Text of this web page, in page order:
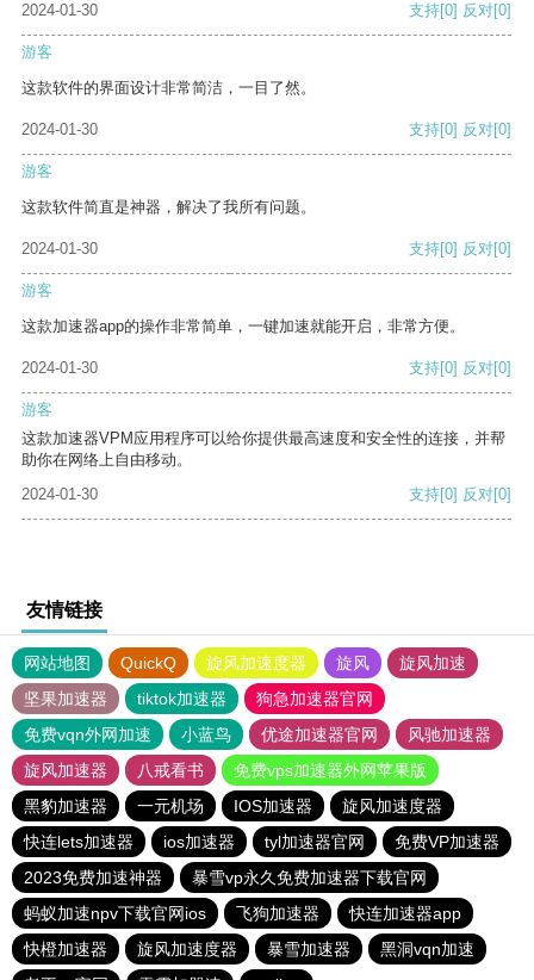
2024-01-30 支持[0] 反对[0]
游客
这款软件的界面设计非常简洁，一目了然。
2024-01-30 支持[0] 反对[0]
游客
这款软件简直是神器，解决了我所有问题。
2024-01-30 支持[0] 反对[0]
游客
这款加速器app的操作非常简单，一键加速就能开启，非常方便。
2024-01-30 支持[0] 反对[0]
游客
这款加速器VPM应用程序可以给你提供最高速度和安全性的连接，并帮
助你在网络上自由移动。
2024-01-30
支持[0] 反对[0]
友情链接
网站地图 QuickQ 旋风加速度器 旋风
旋风加速
坚果加速器
tiktok加速器
狗急加速器官网
免费vqn外网加速
小蓝鸟 优途加速器官网
风驰加速器
旋风加速器
八戒看书
免费vps加速器外网苹果版
黑豹加速器
一元机场 IOS加速器
旋风加速度器
快连lets加速器
ios加速器 tyl加速器官网
免费VP加速器
2023免费加速神器
暴雪vp永久免费加速器下载官网
蚂蚁加速npv下载官网ios
飞狗加速器
快连加速器app
快橙加速器
旋风加速度器 暴雪加速器
黑洞vqn加速